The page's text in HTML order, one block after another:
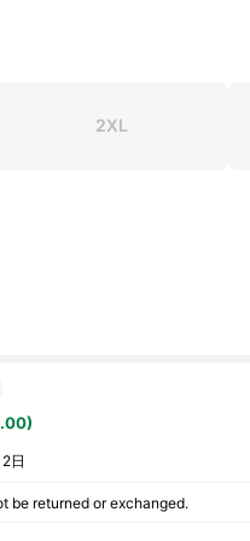
2XL
日
be returned or exchanged.